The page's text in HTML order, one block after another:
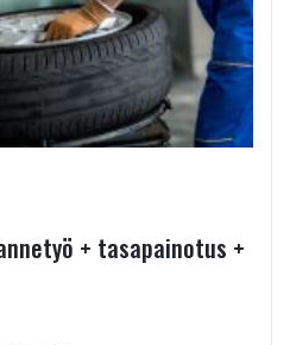
+ tasapainotus +